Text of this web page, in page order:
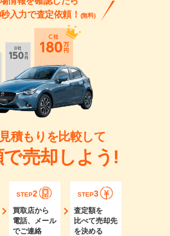
入力で査定依頼！ (無料)
積もりを比較して
売却しよう!
STEP2
買取店から
電話、メール
でご連絡
STEP3
査定額を
比べて売却先
を決める